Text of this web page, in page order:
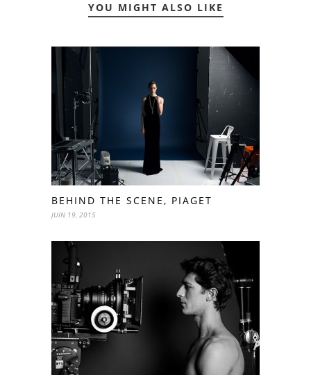
YOU MIGHT ALSO LIKE
BEHIND THE SCENE, PIAGET
JUIN 19, 2015